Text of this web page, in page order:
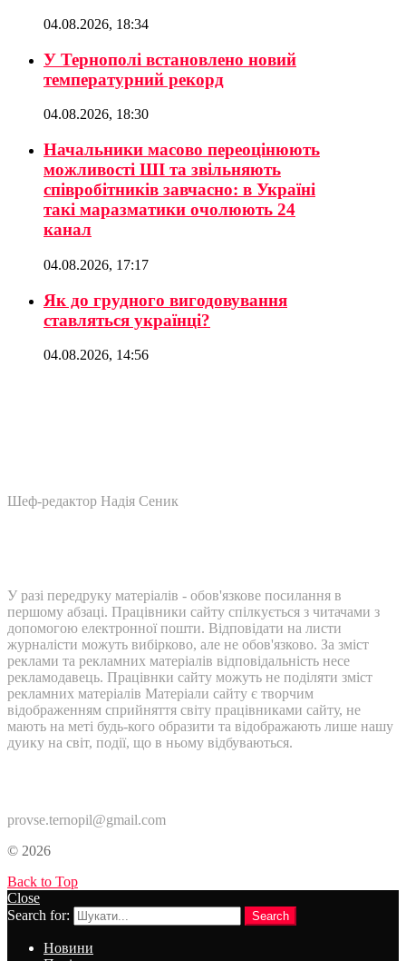
04.08.2026, 18:34
У Тернополі встановлено новий
температурний рекорд
04.08.2026, 18:30
Начальники масово переоцінюють
можливості ШІ та звільняють
співробітників завчасно: в Україні
такі маразматики очолюють 24
канал
04.08.2026, 17:17
Як до грудного вигодовування
ставляться українці?
04.08.2026, 14:56
Шеф-редактор Надія Сеник
У разі передруку матеріалів - обов'язкове посилання в
першому абзаці. Працівники сайту спілкується з читачами з
допомогою електронної пошти. Відповідати на листи
журналісти можуть вибірково, але не обов'язково. За зміст
реклами та рекламних матеріалів відповідальність несе
рекламодавець. Працівнки сайту можуть не поділяти зміст
рекламних матеріалів Матеріали сайту є творчим
відображенням сприйняття світу працівниками сайту, не
мають на меті будь-кого образити та відображають лише нашу
дуику на світ, події, що в ньому відбуваються.
provse.ternopil@gmail.com
© 2026
Back to Top
Close
Search for:
Search
Новини